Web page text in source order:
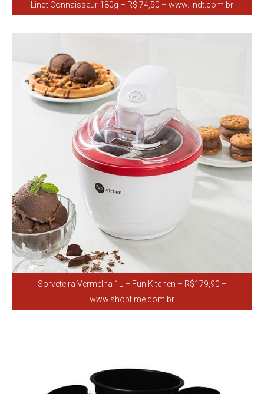
Lindt Connaisseur 180g – R$ 74,50 – www.lindt.com.br
Sorveteira Vermelha 1L – Fun Kitchen – R$179,90 –
www.shoptime.com.br